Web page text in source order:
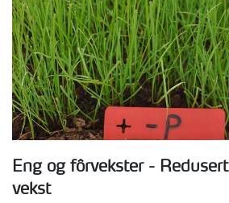
Eng og fôrvekster - Redusert
vekst